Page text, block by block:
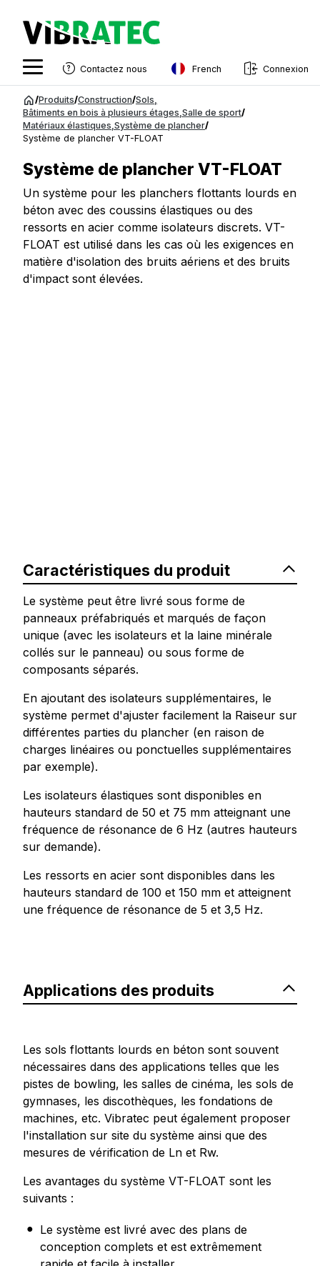
contenu
Contactez nous French
Swedish
French
Estonian
Finnish
Danish
Connexion
/Produits/Construction/Sols
Bâtiments en bois à plusieurs étages Salle de sport/
Matériaux élastiques Système de plancher/
Système de plancher VT-FLOAT
Système de plancher VT-FLOAT
Un système pour les planchers flottants lourds en
béton avec des coussins élastiques ou des
ressorts en acier comme isolateurs discrets. VT-
FLOAT est utilisé dans les cas où les exigences en
matière d'isolation des bruits aériens et des bruits
d'impact sont élevées.
Caractéristiques du produit
Le système peut être livré sous forme de
panneaux préfabriqués et marqués de façon
unique (avec les isolateurs et la laine minérale
collés sur le panneau) ou sous forme de
composants séparés.
En ajoutant des isolateurs supplémentaires, le
système permet d'ajuster facilement la Raiseur sur
différentes parties du plancher (en raison de
charges linéaires ou ponctuelles supplémentaires
par exemple).
Les isolateurs élastiques sont disponibles en
hauteurs standard de 50 et 75 mm atteignant une
fréquence de résonance de 6 Hz (autres hauteurs
sur demande).
Les ressorts en acier sont disponibles dans les
hauteurs standard de 100 et 150 mm et atteignent
une fréquence de résonance de 5 et 3,5 Hz.
Applications des produits
Les sols flottants lourds en béton sont souvent
nécessaires dans des applications telles que les
pistes de bowling, les salles de cinéma, les sols de
gymnases, les discothèques, les fondations de
machines, etc. Vibratec peut également proposer
l'installation sur site du système ainsi que des
mesures de vérification de Ln et Rw.
Les avantages du système VT-FLOAT sont les
suivants :
Le système est livré avec des plans de
conception complets et est extrêmement